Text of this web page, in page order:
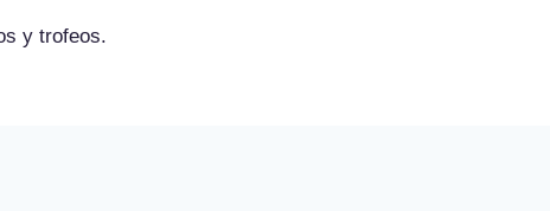
y trofeos.